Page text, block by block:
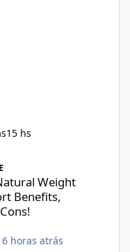
15 hs
Weight
Benefits,
horas atrás